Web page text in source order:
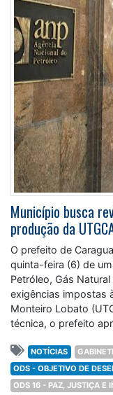
Município busca
produção da
O prefeito de
quinta-feira (6) de
Petróleo, Gás
exigências impostas
Monteiro Lobato
técnica, o prefeito
NOTÍCIAS
ODS - OBJETIVO DE
ODS 16 - PAZ, JUSTIÇA E